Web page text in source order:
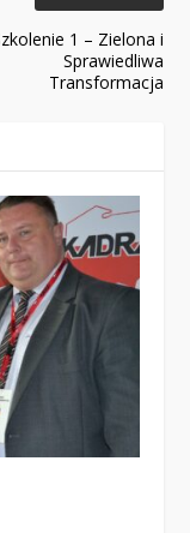
1 – Zielona i
Sprawiedliwa
Transformacja